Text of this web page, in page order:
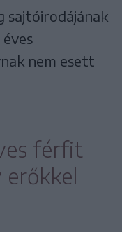
sajtóirodájának
nem esett
férfit